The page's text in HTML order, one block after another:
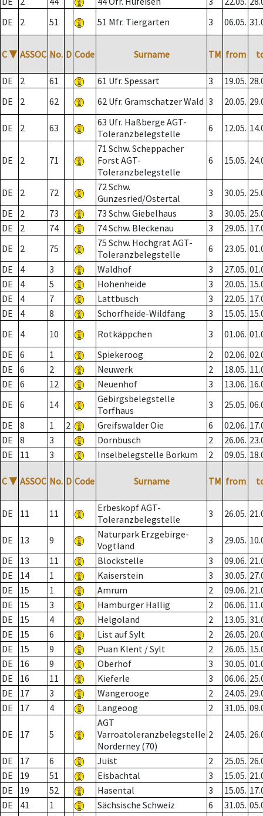
DE
2 51 51 Mfr. Tiergarten 3 06.05.
C ▼ ASSOC No. D Code Surname TM from
DE 2 61 61 Ufr. Spessart 3 19.05.
DE
2 62 62 Ufr. Gramschatzer Wald 3 20.05.
DE 2 63
63 Ufr. Haßberge AGT-
Toleranzbelegstelle
6 12.05.
DE 2 71
71 Schw. Scheppacher
Forst AGT-
Toleranzbelegstelle
6 15.05.
DE 2 72
72 Schw.
Gunzesried/Ostertal
3 30.05.
DE
2 73 73 Schw. Giebelhaus 3 30.05.
DE
2 74 74 Schw. Bleckenau 3 29.05.
DE
2 75
75 Schw. Hochgrat AGT-
Toleranzbelegstelle
6 23.05.
DE
4 3 Waldhof 3 27.05.
DE
4 5 Hohenheide 3 20.05.
DE
4 7 Lattbusch 3 22.05.
DE
4 8 Schorfheide-Wildfang 3 15.05.
DE
4 10 Rotkäppchen 3 01.06.
DE
6 1 Spiekeroog 2 02.06.
DE
6 2 Neuwerk 2 18.05.
DE
6 12 Neuenhof 3 13.06.
DE
6 14
Gebirgsbelegstelle
Torfhaus
3 25.05.
DE
8 1 2 Greifswalder Oie 6 02.06.
DE
8 3 Dornbusch 2 26.06.
DE
11 3 Inselbelegstelle Borkum 2 09.05.
C ▼ ASSOC No. D Code Surname TM from
DE 11 11
Erbeskopf AGT-
Toleranzbelegstelle
3 26.05.
DE 13 9
Naturpark Erzgebirge-
Vogtland
3 29.05.
DE
13 11 Blockstelle 3 09.06.
DE
14 1 Kaiserstein 3 30.05.
DE
15 1 Amrum 2 09.06.
DE
15 3 Hamburger Hallig 2 06.06.
DE
15 4 Helgoland 2 13.05.
DE
15 6 List auf Sylt 2 26.05.
DE
15 9 Puan Klent / Sylt 2 26.05.
DE
16 9 Oberhof 3 30.05.
DE
16 11 Kieferle 3 06.06.
DE
17 3 Wangerooge 2 24.05.
DE
17 4 Langeoog 2 31.05.
DE 17 5
AGT
Varroatoleranzbelegstelle
Norderney (70)
2 24.05.
DE 17 6 Juist 2 25.05.
DE
19 51 Eisbachtal 3 15.05.
DE
19 52 Hasental 3 15.05.
DE
41 1 Sächsische Schweiz 6 31.05.